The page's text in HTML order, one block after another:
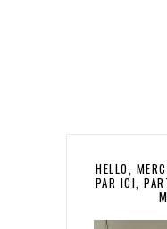
HELLO,
PAR ICI,